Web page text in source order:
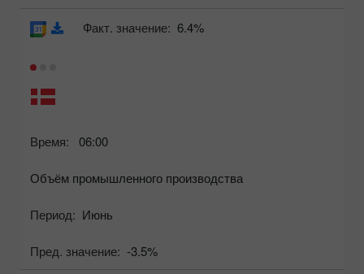
Время: 06:00
Объём промышленного производства
Период: Июнь
Пред. значение: -3.5%
Факт. значение: 6.4%